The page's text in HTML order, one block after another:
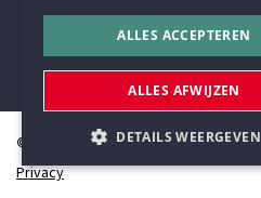
© Humanistisch Verbond 2026
Privacy
ALLES ACCEPTEREN
ALLES AFWIJZEN
DETAILS WEERGEVEN